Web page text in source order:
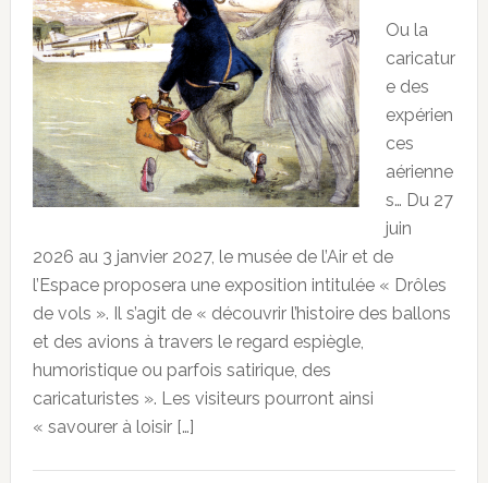
Ou la
caricatur
e des
expérien
ces
aérienne
s… Du 27
juin
2026 au 3 janvier 2027, le musée de l’Air et de
l’Espace proposera une exposition intitulée « Drôles
de vols ». Il s’agit de « découvrir l’histoire des ballons
et des avions à travers le regard espiègle,
humoristique ou parfois satirique, des
caricaturistes ». Les visiteurs pourront ainsi
« savourer à loisir […]